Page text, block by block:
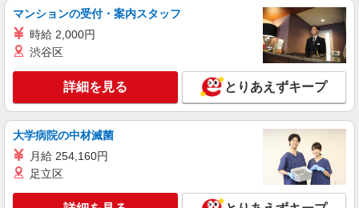
介護スタッフ
【実務者研修】 月給：225,500円 年収例：310
手当、日祝手当（月平均2回分）等、毎月平均的に
支払われる手当を含みます。 ※居住支援特別手当
は勤続5年目までの方はさらに1万円支給（再入社
は除く） ◎賞与：基本給2.08ヶ月分/年支給 ◎残
業時は別途時間外手当支給（超過1分〜）
東京都府中市宮西町2丁目16-2 府中第一生命
キープ 詳細を見る
正社員
SOMPOケア 国分寺 訪問介護/3188ca1
【実務者研修】 月給：237,000円 年収例：324
マンションの受付・案内スタッフ
時給 2,000円
渋谷区
詳細を見る とりあえずキープ
大学病院の中材滅菌
月給 254,160円
足立区